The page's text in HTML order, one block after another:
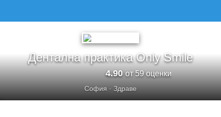
Дентална практика Only Smile
4.90от 59 оценки
София · Здраве